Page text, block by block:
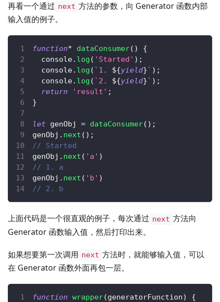
再看一个通过 next 方法的参数，向 Generator 函数内部
输入值的例子。
function* dataConsumer( )
{
console. log ( 'Started' ) ;
console. log ( ` 1. ${yield} ` ) ;
console. log ( ` 2. ${yield} ` ) ;
return
'result' ;
}
let genObj = dataConsumer( ) ;
genObj . next ( ) ;
// Started
genObj . next ( 'a' )
// 1. a
genObj . next ( 'b' )
// 2. b
上面代码是一个很直观的例子，每次通过 next 方法向
Generator 函数输入值，然后打印出来。
如果想要第一次调用 next 方法时，就能够输入值，可以
在 Generator 函数外面再包一层。
function wrapper(generatorFunction)
{